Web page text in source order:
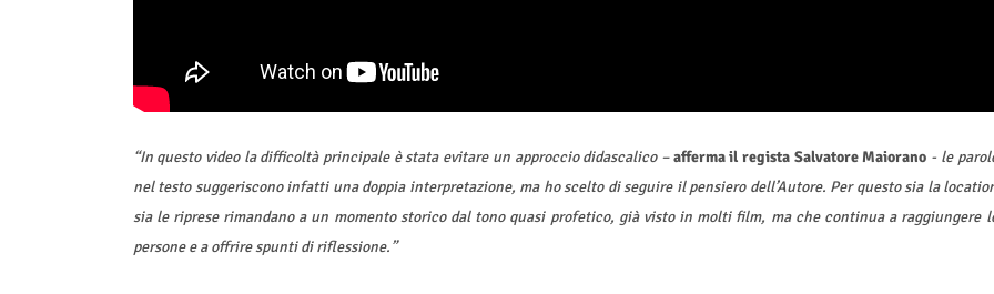
“In questo video la difficoltà principale è stata evitare un approccio didascalico –afferma il regista Salvatore Maiorano - le
nel testo suggeriscono infatti una doppia interpretazione, ma ho scelto di seguire il pensiero dell’Autore. Per questo sia la
sia le riprese rimandano a un momento storico dal tono quasi profetico, già visto in molti film, ma che continua a raggiungere
persone e a offrire spunti di riflessione.”